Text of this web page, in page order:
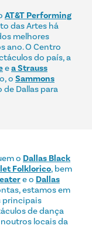
AT&T Performing
das Artes há
melhores
ano. O Centro
do país, a
ea Strauss
o Sammons
Dallas para
o Dallas Black
Folklorico, bem
e o Dallas
estamos em
principais
de dança
locais da